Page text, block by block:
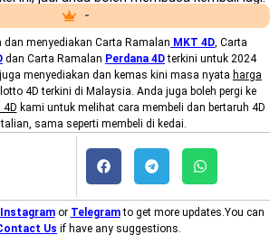
-
dan menyediakan Carta Ramalan MKT 4D, Carta
dan Carta Ramalan Perdana 4Dterkini untuk 2024
menyediakan dan kemas kini masa nyata harga
4D terkini di Malaysia. Anda juga boleh pergi ke
4D kami untuk melihat cara membeli dan bertaruh 4D
sama seperti membeli di kedai.
Instagramor Telegramto get more updates.You can
Us if have any suggestions.